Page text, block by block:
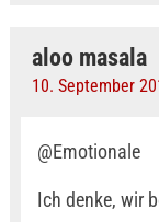
aloo masala
10. September
@Emotionale
Ich denke, wir